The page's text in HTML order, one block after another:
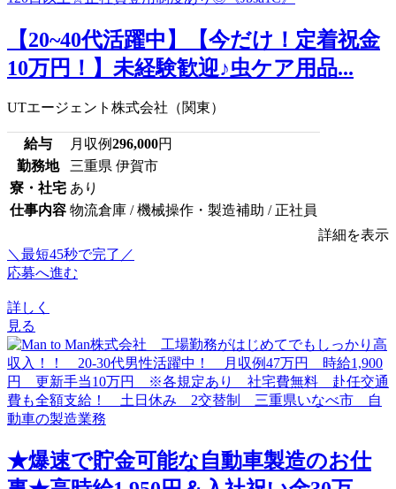
【20~40代活躍中】【今だけ！定着祝金
10万円！】未経験歓迎♪虫ケア用品...
UTエージェント株式会社（関東）
給与 月収例296,000円
勤務地
三重県 伊賀市
寮・社宅 あり
仕事内容 物流倉庫 / 機械操作・製造補助 / 正社員
詳細を表示
＼最短45秒で完了／
応募へ進む
詳しく
見る
★爆速で貯金可能な自動車製造のお仕